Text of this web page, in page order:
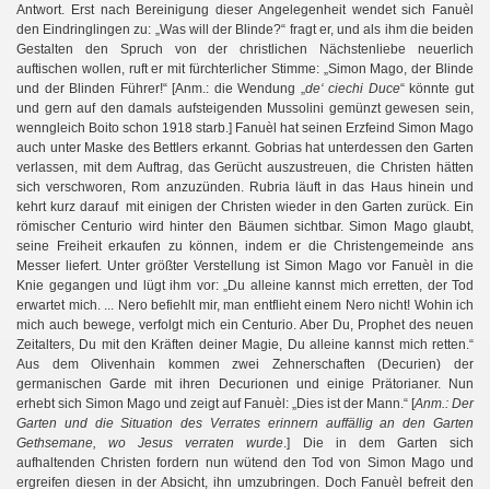
Antwort. Erst nach Bereinigung dieser Angelegenheit wendet sich Fanuèl
den Eindringlingen zu: „Was will der Blinde?“ fragt er, und als ihm die beiden
Gestalten den Spruch von der christlichen Nächstenliebe neuerlich
auftischen wollen, ruft er mit fürchterlicher Stimme: „Simon Mago, der Blinde
und der Blinden Führer!“ [Anm.: die Wendung „de‘ ciechi Duce“ könnte gut
und gern auf den damals aufsteigenden Mussolini gemünzt gewesen sein,
wenngleich Boito schon 1918 starb.] Fanuèl hat seinen Erzfeind Simon Mago
auch unter Maske des Bettlers erkannt. Gobrias hat unterdessen den Garten
verlassen, mit dem Auftrag, das Gerücht auszustreuen, die Christen hätten
sich verschworen, Rom anzuzünden. Rubria läuft in das Haus hinein und
kehrt kurz darauf mit einigen der Christen wieder in den Garten zurück. Ein
römischer Centurio wird hinter den Bäumen sichtbar. Simon Mago glaubt,
seine Freiheit erkaufen zu können, indem er die Christengemeinde ans
Messer liefert. Unter größter Verstellung ist Simon Mago vor Fanuèl in die
Knie gegangen und lügt ihm vor: „Du alleine kannst mich erretten, der Tod
erwartet mich. ... Nero befiehlt mir, man entflieht einem Nero nicht! Wohin ich
mich auch bewege, verfolgt mich ein Centurio. Aber Du, Prophet des neuen
Zeitalters, Du mit den Kräften deiner Magie, Du alleine kannst mich retten.“
Aus dem Olivenhain kommen zwei Zehnerschaften (Decurien) der
germanischen Garde mit ihren Decurionen und einige Prätorianer. Nun
erhebt sich Simon Mago und zeigt auf Fanuèl: „Dies ist der Mann.“ [Anm.: Der
Garten und die Situation des Verrates erinnern auffällig an den Garten
Gethsemane, wo Jesus verraten wurde.] Die in dem Garten sich
aufhaltenden Christen fordern nun wütend den Tod von Simon Mago und
ergreifen diesen in der Absicht, ihn umzubringen. Doch Fanuèl befreit den